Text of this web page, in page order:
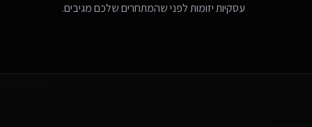
עסקיות יזומות לפני שהמתחרים שלכם מגיבים.